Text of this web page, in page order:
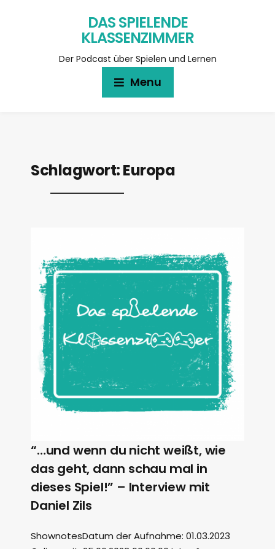
DAS SPIELENDE
KLASSENZIMMER
Der Podcast über Spielen und Lernen
Menu
Schlagwort:Europa
“…und wenn du nicht weißt, wie
das geht, dann schau mal in
dieses Spiel!” – Interview mit
Daniel Zils
ShownotesDatum der Aufnahme: 01.03.2023